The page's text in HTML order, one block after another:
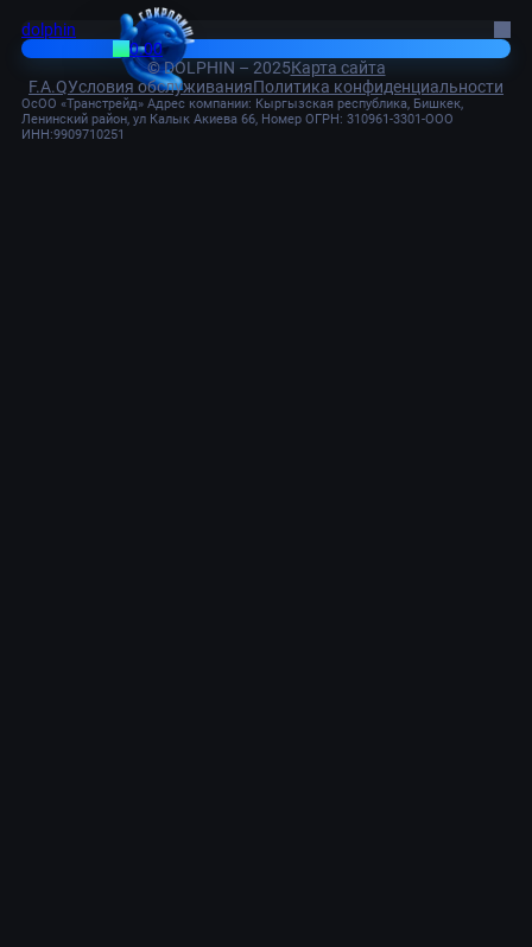
dolphin
0.00
© DOLPHIN – 2025Карта сайта
F.A.QУсловия обслуживанияПолитика конфиденциальности
ОсОО «Транстрейд» Адрес компании: Кыргызская республика, Бишкек,
Ленинский район, ул Калык Акиева 66, Номер ОГРН: 310961-3301-ООО
ИНН:9909710251